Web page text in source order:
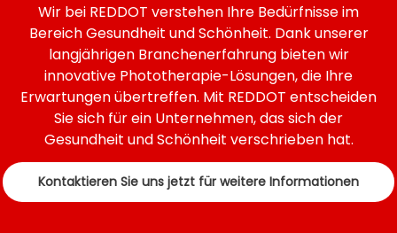
Sportregeneration integriert
werden können und Ihren
Kunden einen Mehrwert
bieten.
Wir bei REDDOT verstehen Ihre Bedürfnisse im
Bereich Gesundheit und Schönheit. Dank unserer
langjährigen Branchenerfahrung bieten wir
innovative Phototherapie-Lösungen, die Ihre
Erwartungen übertreffen. Mit REDDOT entscheiden
Sie sich für ein Unternehmen, das sich der
Gesundheit und Schönheit verschrieben hat.
Kontaktieren Sie uns jetzt für weitere Informationen